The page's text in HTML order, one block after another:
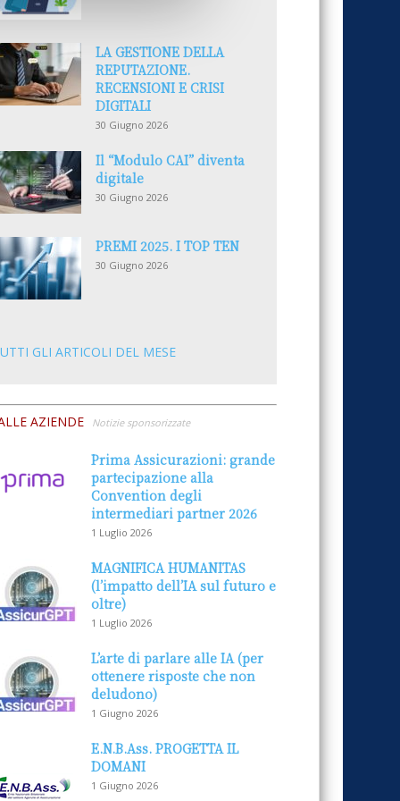
LA GESTIONE DELLA
REPUTAZIONE.
RECENSIONI E CRISI
DIGITALI
30 Giugno 2026
Il “Modulo CAI” diventa
digitale
30 Giugno 2026
PREMI 2025. I TOP TEN
30 Giugno 2026
GLI ARTICOLI DEL MESE
AZIENDE Notizie sponsorizzate
Prima Assicurazioni: grande
partecipazione alla
Convention degli
intermediari partner 2026
1 Luglio 2026
MAGNIFICA HUMANITAS
(l’impatto dell’IA sul futuro e
oltre)
1 Luglio 2026
L’arte di parlare alle IA (per
ottenere risposte che non
deludono)
1 Giugno 2026
E.N.B.Ass. PROGETTA IL
DOMANI
1 Giugno 2026